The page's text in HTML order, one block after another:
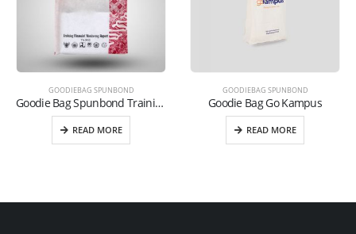
GOODIEBAG SPUNBOND
Goodie Bag Spunbond Training Finacial Putih
READ MORE
GOODIEBAG SPUNBOND
Goodie Bag Go Kampus
READ MORE